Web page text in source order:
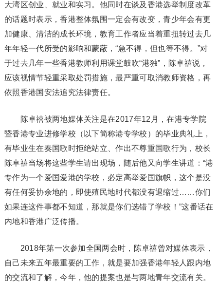
大湾区创业、就业和实习。他同时在谈及香港选举制度改革
的话题时表示，香港整体氛围一定会有改变，青少年会有更
加健康、清洁的成长环境，教育工作者应当着重扭转过去几
年年轻一代所受的影响和蒙蔽，“急不得，但也等不得。”对
于过去几年一些香港教师利用课堂鼓吹“港独”，陈卓禧说，
应该视情节轻重采取处罚措施，最严重可取消教师资格，再
依照香港国安法追究法律责任。
陈卓禧被两地媒体关注是在2017年12月，在港专学院
暨香港专业进修学校（以下简称港专学校）的毕业典礼上，
有毕业生在奏国歌时拒绝站立、作出不尊重国歌行为，校长
陈卓禧当场将这些学生请出现场，随后他又向学生讲道：“港
专作为一个爱国爱港的学校，必定高举爱国旗帜，这个是没
有任何妥协余地的，即使殖民地时代都没有退缩过……你们
如果连这件事都不知道，那就是你们选错了学校！”这番话在
内地和香港广泛传播。
2018年第一次参加全国两会时，陈卓禧曾对媒体表示，
自己未来五年最重要的工作，就是要加强香港年轻人跟内地
的交流和了解，今年，他的提案也是与两地青年交流有关。